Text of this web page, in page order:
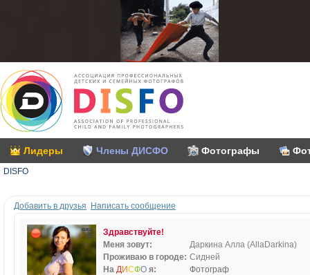
Лидеры Члены ДИСФО Фотографы
DISFO
Добавить в друзья Написать сообщение
Здравствуйте!
Меня зовут:
Даркина Алла (AllaDarkina)
Проживаю в городе: Сидней
На ДИСФО я:
Фотограф